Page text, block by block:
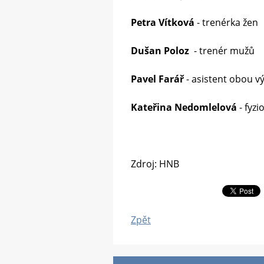
Petra Vítková - trenérka žen
Dušan Poloz - trenér mužů
Pavel Farář- asistent obou
Kateřina Nedomlelová -
Zdroj: HNB
Zpět